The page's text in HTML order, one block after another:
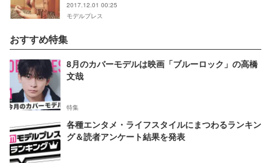
2017.12.01 00:25
モデルプレス
おすすめ特集
8月のカバーモデルは映画「ブルーロック」の高橋
文哉
特集
各種エンタメ・ライフスタイルにまつわるランキン
グ＆読者アンケート結果を発表